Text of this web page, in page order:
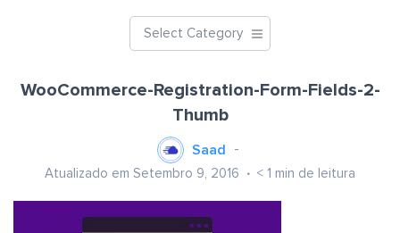
Select Category
WooCommerce-Registration-Form-Fields-2-
Thumb
Saad
Atualizado em Setembro 9, 2016 < 1 min de leitura